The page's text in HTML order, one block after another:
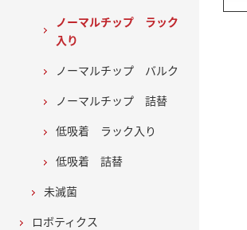
ノーマルチップ ラック
入り
ノーマルチップ バルク
ノーマルチップ 詰替
低吸着 ラック入り
低吸着 詰替
未滅菌
ロボティクス